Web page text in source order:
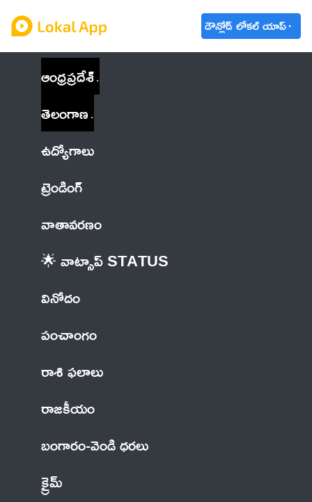
డౌన్లోడ్ లోకల్ యాప్
ఆంధ్రప్రదేశ్
తెలంగాణ
ఉద్యోగాలు
ట్రెండింగ్
వాతావరణం
🌟 వాట్సాప్ STATUS
వినోదం
పంచాంగం
రాశి ఫలాలు
రాజకీయం
బంగారం-వెండి ధరలు
క్రైమ్